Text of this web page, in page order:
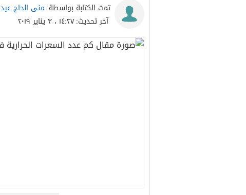
تمت الكتابة بواسطة: منى الحاج عيد
آخر تحديث:١٤:٢٧ ، ٣ يناير ٢٠١٩